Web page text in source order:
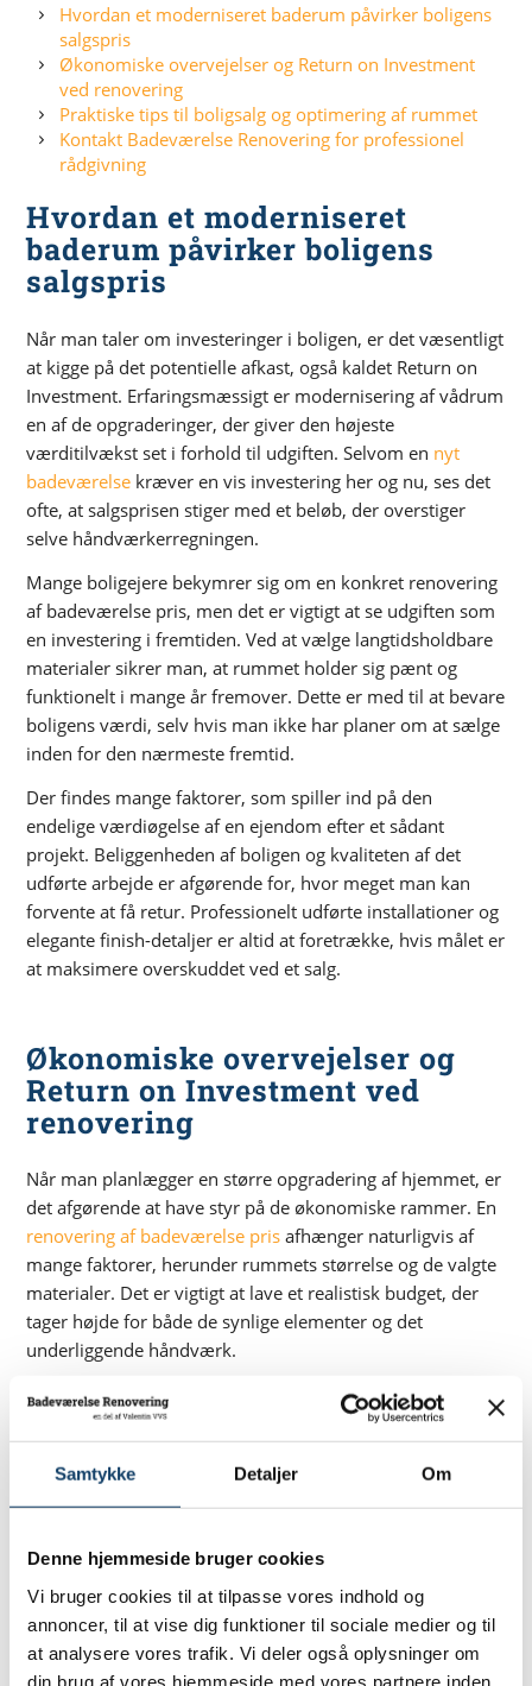
Samtykke Detaljer Om
Denne hjemmeside bruger cookies
Vi bruger cookies til at tilpasse vores indhold og
annoncer, til at vise dig funktioner til sociale medier og til
at analysere vores trafik. Vi deler også oplysninger om
din brug af vores hjemmeside med vores partnere inden
Hvordan et moderniseret baderum påvirker boligens
salgspris
Økonomiske overvejelser og Return on Investment
ved renovering
Praktiske tips til boligsalg og optimering af rummet
Kontakt Badeværelse Renovering for professionel
rådgivning
Hvordan et moderniseret
baderum påvirker boligens
salgspris
Når man taler om investeringer i boligen, er det væsentligt
at kigge på det potentielle afkast, også kaldet Return on
Investment. Erfaringsmæssigt er modernisering af vådrum
en af de opgraderinger, der giver den højeste
værditilvækst set i forhold til udgiften. Selvom en nyt
badeværelse kræver en vis investering her og nu, ses det
ofte, at salgsprisen stiger med et beløb, der overstiger
selve håndværkerregningen.
Mange boligejere bekymrer sig om en konkret renovering
af badeværelse pris, men det er vigtigt at se udgiften som
en investering i fremtiden. Ved at vælge langtidsholdbare
materialer sikrer man, at rummet holder sig pænt og
funktionelt i mange år fremover. Dette er med til at bevare
boligens værdi, selv hvis man ikke har planer om at sælge
inden for den nærmeste fremtid.
Der findes mange faktorer, som spiller ind på den
endelige værdiøgelse af en ejendom efter et sådant
projekt. Beliggenheden af boligen og kvaliteten af det
udførte arbejde er afgørende for, hvor meget man kan
forvente at få retur. Professionelt udførte installationer og
elegante finish-detaljer er altid at foretrække, hvis målet er
at maksimere overskuddet ved et salg.
Økonomiske overvejelser og
Return on Investment ved
renovering
Når man planlægger en større opgradering af hjemmet, er
det afgørende at have styr på de økonomiske rammer. En
renovering af badeværelse pris afhænger naturligvis af
mange faktorer, herunder rummets størrelse og de valgte
materialer. Det er vigtigt at lave et realistisk budget, der
tager højde for både de synlige elementer og det
underliggende håndværk.
Selvom omkostningerne ved at bygge et moderne vådrum
kan virke betydelige i øjeblikket, bør man betragte dem i
viser ofte, at en stor del af udgifterne til
badeværelsesmodernisering kan hentes hjem ved et salg.
løsninger, at de kun appellerer til en meget smal gruppe af
mennesker.
Der findes forskellige prisklasser inden for sanitet, fliser
og armaturer, som hver især har indflydelse på det